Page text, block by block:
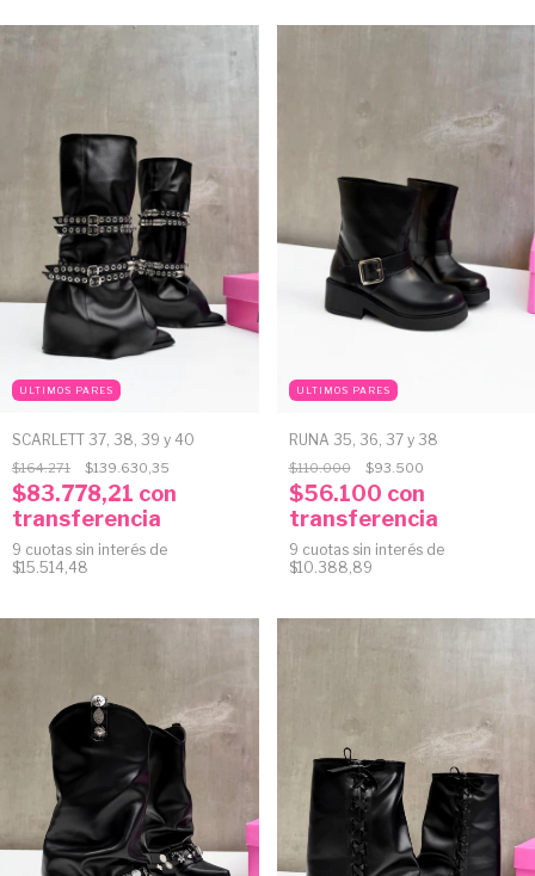
ULTIMOS PARES
SCARLETT 37, 38, 39 y 40
$164.271 $139.630,35
$83.778,21 con
transferencia
9 cuotas sin interés de
$15.514,48
ULTIMOS PARES
RUNA 35, 36, 37 y 38
$110.000 $93.500
$56.100 con
transferencia
9 cuotas sin interés de
$10.388,89